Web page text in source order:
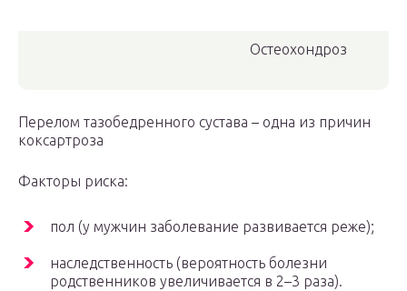
Остеохондроз
Перелом тазобедренного сустава – одна из причин
коксартроза
Факторы риска:
пол (у мужчин заболевание развивается реже);
наследственность (вероятность болезни
родственников увеличивается в 2–3 раза).